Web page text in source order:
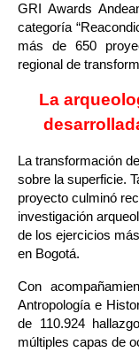
GRI Awards
categoría
más de 650
regional de
La
La transformación
sobre la superficie.
proyecto culminó
investigación
de los ejercicios
en Bogotá.
Con
Antropología e
de 110.924
múltiples capas de